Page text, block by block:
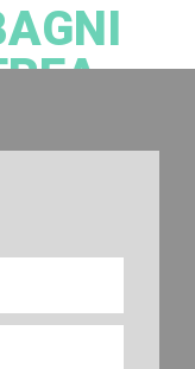
Mensili, Annuali,
I Bagni Mobili di
legislative, e cioè: